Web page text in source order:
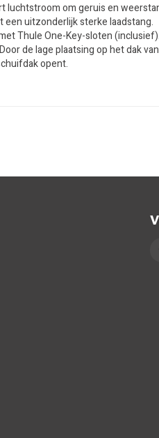
luchtstroom om geruis en
uitzonderlijk sterke laadstang.
Thule One-Key-sloten (inclusief).
de lage plaatsing op het dak
opent.